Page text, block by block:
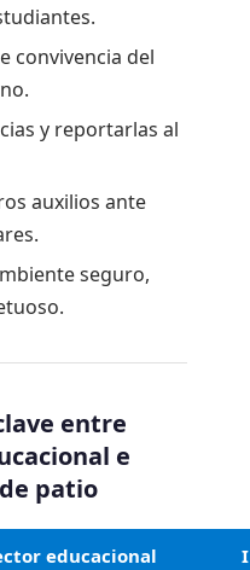
convivencia del
y reportarlas al
auxilios ante
seguro,
entre
e
patio
educacional